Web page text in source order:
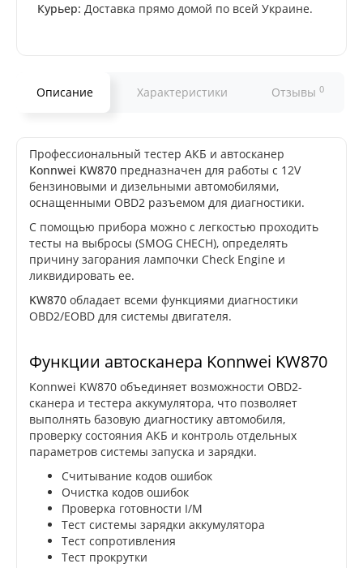
Курьер: Доставка прямо домой по всей Украине.
Описание Характеристики Отзывы 0
Профессиональный тестер АКБ и автосканер
Konnwei KW870 предназначен для работы с 12V
бензиновыми и дизельными автомобилями,
оснащенными OBD2 разъемом для диагностики.
С помощью прибора можно с легкостью проходить
тесты на выбросы (SMOG CHECH), определять
причину загорания лампочки Check Engine и
ликвидировать ее.
KW870 обладает всеми функциями диагностики
OBD2/EOBD для системы двигателя.
Функции автосканера Konnwei KW870
Konnwei KW870 объединяет возможности OBD2-
сканера и тестера аккумулятора, что позволяет
выполнять базовую диагностику автомобиля,
проверку состояния АКБ и контроль отдельных
параметров системы запуска и зарядки.
Считывание кодов ошибок
Очистка кодов ошибок
Проверка готовности I/M
Тест системы зарядки аккумулятора
Тест сопротивления
Тест прокрутки